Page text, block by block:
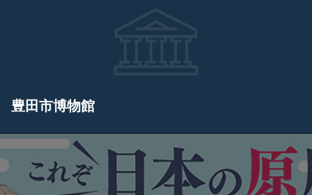
豊田市博物館